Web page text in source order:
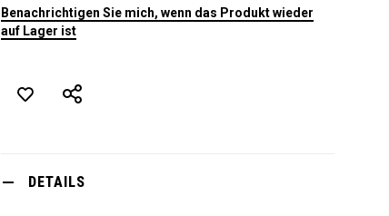
Benachrichtigen Sie mich, wenn das Produkt wieder
auf Lager ist
DETAILS